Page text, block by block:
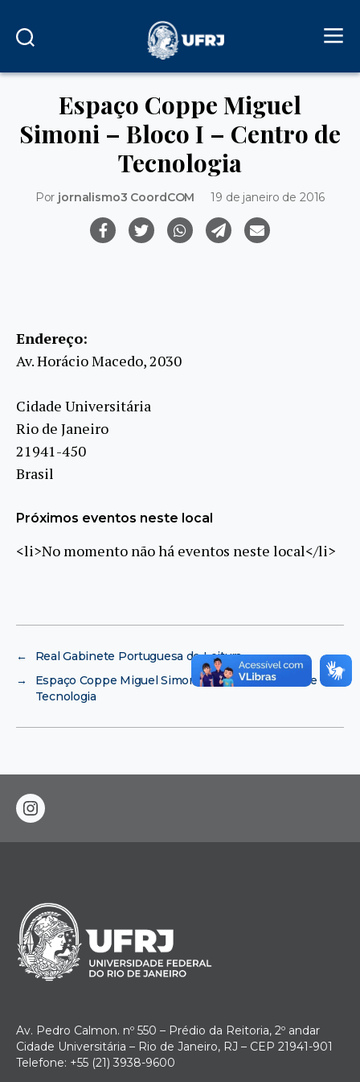
Espaço Coppe Miguel
Simoni – Bloco I – Centro de
Tecnologia
Por jornalismo3 CoordCOM 19 de janeiro de 2016
Endereço:
Av. Horácio Macedo, 2030
Cidade Universitária
Rio de Janeiro
21941-450
Brasil
Próximos eventos neste local
<li>No momento não há eventos neste local</li>
←
Real Gabinete Portuguesa de Leitura
→
Espaço Coppe Miguel Simoni – Bloco I – Centro de
Tecnologia
instagram
Av. Pedro Calmon. nº 550 – Prédio da Reitoria, 2º andar
Cidade Universitária – Rio de Janeiro, RJ – CEP 21941-901
Telefone: +55 (21) 3938-9600